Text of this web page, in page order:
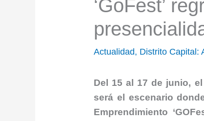
‘GoFest’
Actualidad, Distrito Capital:
Del 15 al 17 de junio,
será el escenario
Emprendimiento